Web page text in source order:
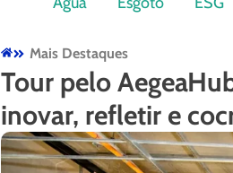
Mais Destaques
Tour pelo
inovar, refletir e